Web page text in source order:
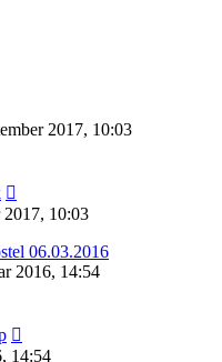
2017, 10:03
2017, 10:03
06.03.2016
2016, 14:54
14:54